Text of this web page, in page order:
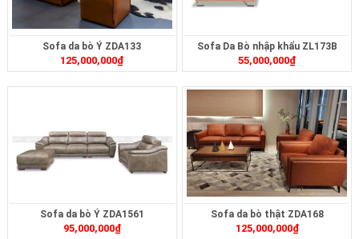
Sofa da bò Ý ZDA133
125,000,000₫
Sofa Da Bò nhập khẩu ZL173B
55,000,000₫
Sofa da bò Ý ZDA1561
95,000,000₫
Sofa da bò thật ZDA168
125,000,000₫